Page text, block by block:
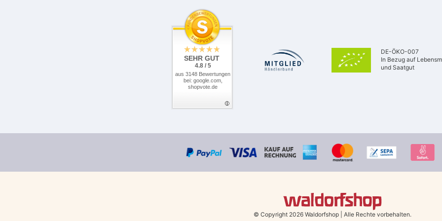
SEHR GUT
4.8 / 5
aus 3148 Bewertungen
bei: google.com,
shopvote.de
DE-ÖKO-007
In Bezug auf
und Saatgut
© Copyright 2026 Waldorfshop Alle Rechte vorbehalten.